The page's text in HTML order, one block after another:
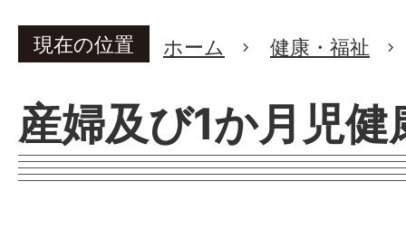
現在の位置 ホーム 健康・福祉
産婦及び1か月児健